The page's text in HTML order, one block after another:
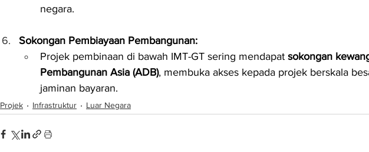
negara.
Sokongan Pembiayaan Pembangunan:
Projek pembinaan di bawah IMT-GT sering mendapat sokongan
Pembangunan Asia (ADB), membuka akses kepada projek berskala
jaminan bayaran.
Projek Infrastruktur Luar Negara